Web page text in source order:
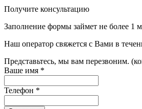
Получите консультацию
Заполнение формы займет не более 1
Наш оператор свяжется с Вами в
Представьтесь, мы вам перезвоним.
Ваше имя *
Телефон *